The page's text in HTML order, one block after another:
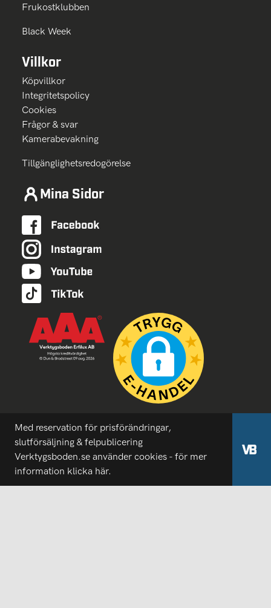
Frukostklubben
Black Week
Villkor
Köpvillkor
Integritetspolicy
Cookies
Frågor & svar
Kamerabevakning
Tillgänglighetsredogörelse
Mina Sidor
Med reservation för prisförändringar,
slutförsäljning & felpublicering
Verktygsboden.se använder cookies - för mer
information klicka här.